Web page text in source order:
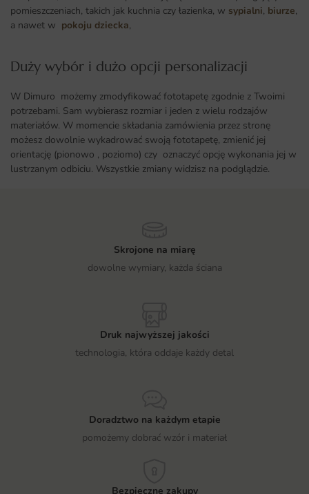
pomieszczeniach, takich jak kuchnia czy łazienka, w sypialni, biurze,
a nawet w pokoju dziecka,
Duży wybór i dużo opcji personalizacji ​
W Dimuro możemy zmodyfikować fototapetę zgodnie z Twoimi
potrzebami. Sam wybierasz rozmiar i jeden z wielu rodzajów
materiałów. W momencie składania zamówienia przez stronę
możesz dowolnie wykadrować swoją fototapetę, zmienić jej
orientację (pionowo , poziomo) czy oznaczyć opcję wykonania jej w
lustrzanym odbiciu. Wszystkie zmiany widzisz na podglądzie.
Skrojone na miarę
dowolne wymiary, każda ściana
Druk najwyższej jakości
technologia, która oddaje każdy detal
Doradztwo na każdym etapie
pomożemy dobrać wzór i materiał
Bezpieczne zakupy